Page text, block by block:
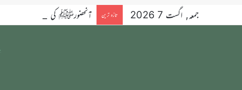
جمعہ, اگست 7 2026 تازہ ترین آنحضورﷺ کی بے مثال شکرگزاری۔